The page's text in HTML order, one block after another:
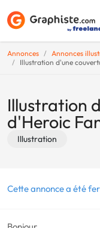
Annonces
Annonces
Illustration d'une
Illustration
d'Heroic
Illustration
Cette annonce a été